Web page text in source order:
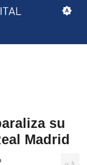
su
Madrid